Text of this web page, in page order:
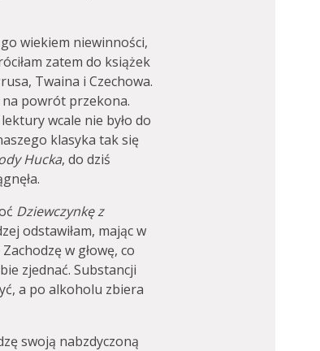
wiekiem niewinności,
zatem do książek
Twaina i Czechowa.
na powrót przekona.
wcale nie było do
klasyka tak się
Hucka, do dziś
Dziewczynkę z
odstawiłam, mając w
w głowę, co
zjednać. Substancji
a po alkoholu zbiera
swoją nabzdyczoną